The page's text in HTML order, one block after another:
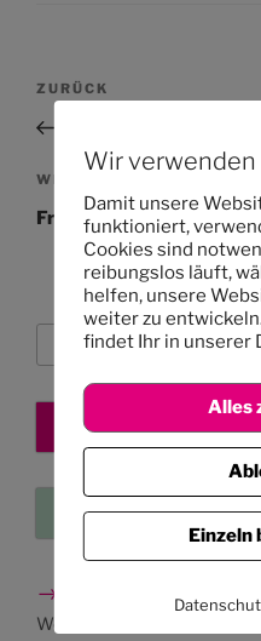
Beitragsnavigation
Vorheriger
Beitrag
ZURÜCK
Nächster
Beitrag
WEITER
Frohe Ostern!
Suchen
Eure
→ Besichtigungen
Wenn du mehr über unser
Wir verwenden
Damit unsere
funktioniert,
Cookies sind
reibungslos läuft,
helfen, unsere
weiter zu
findet Ihr in unserer
Alles
Einzeln